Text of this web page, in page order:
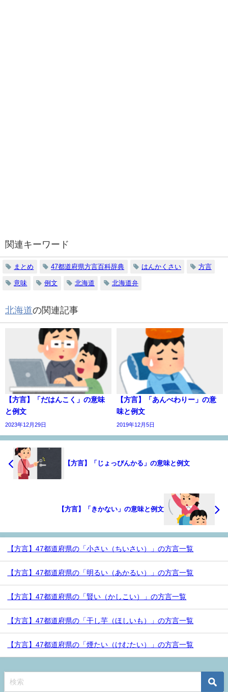
関連キーワード
まとめ 47都道府県方言百科辞典 はんかくさい 方言
意味 例文 北海道 北海道弁
北海道の関連記事
【方言】「だはんこく」の意味
と例文
2023年12月29日
【方言】「あんべわりー」の意
味と例文
2019年12月5日
【方言】「じょっぴんかる」の意味と例文
【方言】「きかない」の意味と例文
【方言】47都道府県の「小さい（ちいさい）」の方言一覧
【方言】47都道府県の「明るい（あかるい）」の方言一覧
【方言】47都道府県の「賢い（かしこい）」の方言一覧
【方言】47都道府県の「干し芋（ほしいも）」の方言一覧
【方言】47都道府県の「煙たい（けむたい）」の方言一覧